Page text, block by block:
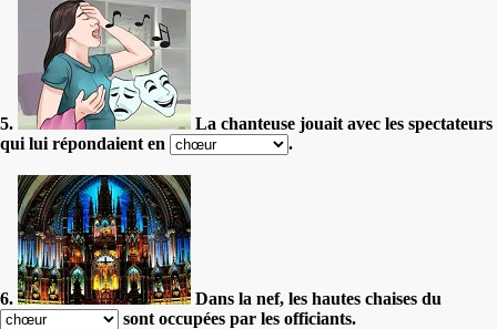
5.
La chanteuse jouait avec les spectateurs
qui lui répondaient en
.
6.
Dans la nef, les hautes chaises du
sont occupées par les officiants.